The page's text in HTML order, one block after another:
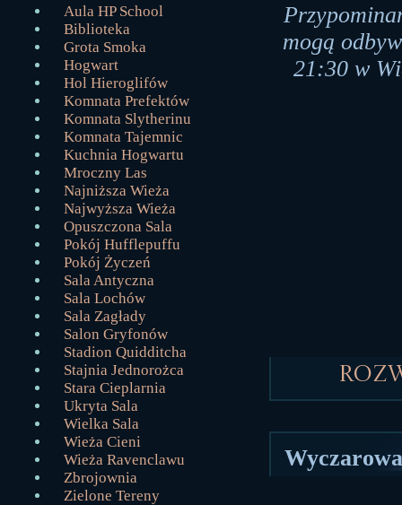
Aula HP School
Biblioteka
Grota Smoka
Hogwart
Hol Hieroglifów
Komnata Prefektów
Komnata Slytherinu
Komnata Tajemnic
Kuchnia Hogwartu
Mroczny Las
Najniższa Wieża
Najwyższa Wieża
Opuszczona Sala
Pokój Hufflepuffu
Pokój Życzeń
Sala Antyczna
Sala Lochów
Sala Zagłady
Salon Gryfonów
Stadion Quidditcha
Stajnia Jednorożca
Stara Cieplarnia
Ukryta Sala
Wielka Sala
Wieża Cieni
Wieża Ravenclawu
Zbrojownia
Zielone Tereny
mogą
21:30 w